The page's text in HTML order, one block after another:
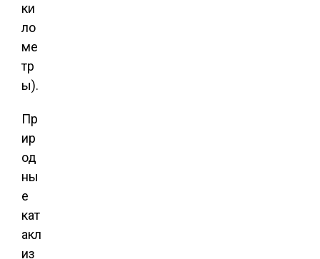
ки
ло
ме
тр
ы).
Пр
ир
од
ны
е
кат
акл
из